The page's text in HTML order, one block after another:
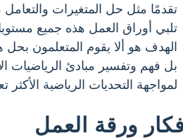
تقدمًا مثل حل المتغيرات والتعامل
تلبي أوراق العمل هذه جميع
الهدف هو ألا يقوم المتعلمون
بل فهم وتفسير مبادئ الرياضيات
لمواجهة التحديات الرياضية الأكثر
ورقة العمل